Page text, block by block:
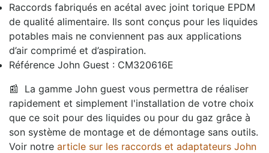
Raccords fabriqués en acétal avec joint torique EPDM
de qualité alimentaire. Ils sont conçus pour les liquides
potables mais ne conviennent pas aux applications
d’air comprimé et d’aspiration.
Référence John Guest : CM320616E
📰 La gamme John guest vous permettra de réaliser
rapidement et simplement l'installation de votre choix
que ce soit pour des liquides ou pour du gaz grâce à
son système de montage et de démontage sans outils.
Voir notre article sur les raccords et adaptateurs John